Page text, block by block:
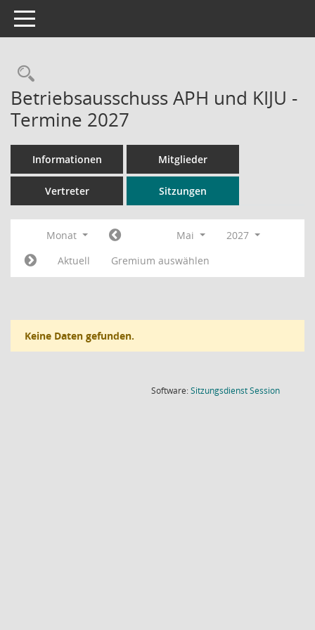
Toggle navigation
Rechercheauswahl
Betriebsausschuss APH und KIJU -
Termine 2027
Informationen Mitglieder
Vertreter Sitzungen
Monat Mai
2027
Aktuell
Gremium auswählen
Keine Daten gefunden.
Software:SitzungsdienstSession(Wird in